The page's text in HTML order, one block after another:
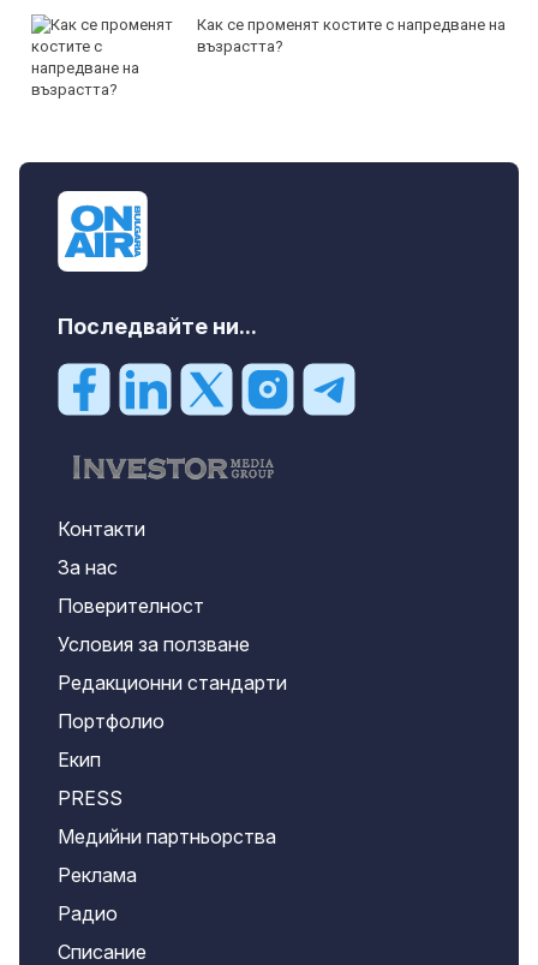
Как се променят костите с напредване на
възрастта?
Последвайте ни...
Контакти
За нас
Поверителност
Условия за ползване
Редакционни стандарти
Портфолио
Екип
PRESS
Медийни партньорства
Реклама
Радио
Списание